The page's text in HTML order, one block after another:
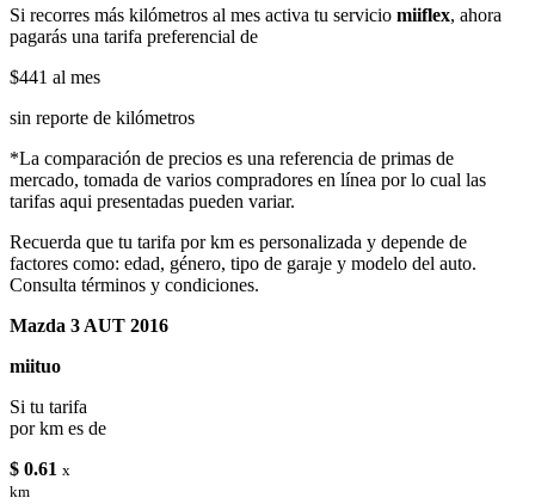
Si recorres más kilómetros al mes activa tu servicio miiflex, ahora
pagarás una tarifa preferencial de
$441 al mes
sin reporte de kilómetros
*La comparación de precios es una referencia de primas de
mercado, tomada de varios compradores en línea por lo cual las
tarifas aqui presentadas pueden variar.
Recuerda que tu tarifa por km es personalizada y depende de
factores como: edad, género, tipo de garaje y modelo del auto.
Consulta términos y condiciones.
Mazda 3 AUT 2016
miituo
Si tu tarifa
por km es de
$ 0.61 x
km